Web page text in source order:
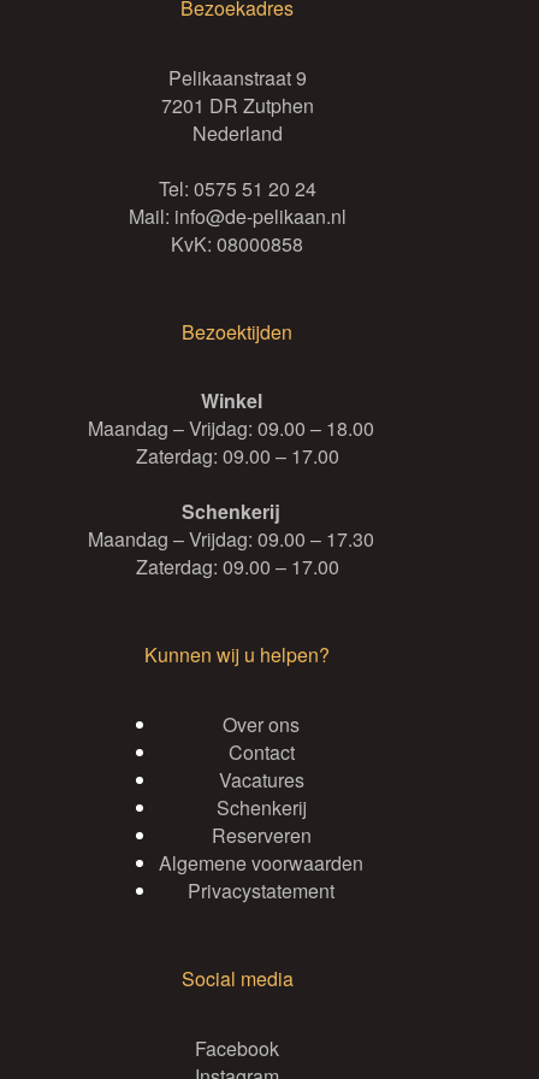
Bezoekadres
Pelikaanstraat 9
7201 DR Zutphen
Nederland
Tel: 0575 51 20 24
Mail: info@de-pelikaan.nl
KvK: 08000858
Bezoektijden
Winkel
Maandag – Vrijdag: 09.00 – 18.00
Zaterdag: 09.00 – 17.00
Schenkerij
Maandag – Vrijdag: 09.00 – 17.30
Zaterdag: 09.00 – 17.00
Kunnen wij u helpen?
Over ons
Contact
Vacatures
Schenkerij
Reserveren
Algemene voorwaarden
Privacystatement
Social media
Facebook